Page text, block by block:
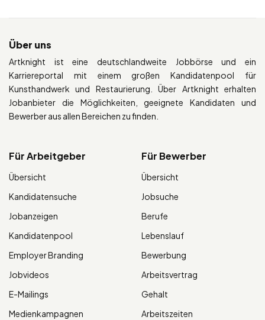
Über uns
Artknight ist eine deutschlandweite Jobbörse und ein
Karriereportal mit einem großen Kandidatenpool für
Kunsthandwerk und Restaurierung. Über Artknight erhalten
Jobanbieter die Möglichkeiten, geeignete Kandidaten und
Bewerber aus allen Bereichen zu finden.
Für Arbeitgeber
Übersicht
Kandidatensuche
Jobanzeigen
Kandidatenpool
Employer Branding
Jobvideos
E-Mailings
Medienkampagnen
Für Bewerber
Übersicht
Jobsuche
Berufe
Lebenslauf
Bewerbung
Arbeitsvertrag
Gehalt
Arbeitszeiten